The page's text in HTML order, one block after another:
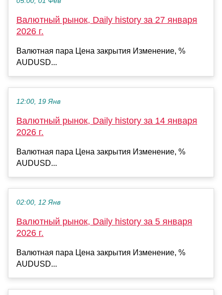
Валютный рынок, Daily history за 27 января
2026 г.
Валютная пара Цена закрытия Изменение, %
AUDUSD...
12:00, 19 Янв
Валютный рынок, Daily history за 14 января
2026 г.
Валютная пара Цена закрытия Изменение, %
AUDUSD...
02:00, 12 Янв
Валютный рынок, Daily history за 5 января
2026 г.
Валютная пара Цена закрытия Изменение, %
AUDUSD...